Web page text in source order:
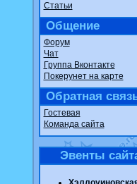
Статьи
Общение
Форум
Чат
Группа Вконтакте
Покерунет на карте
Обратная
Гостевая
Команда сайта
Эвенты